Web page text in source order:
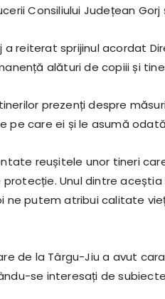
Consiliului Județean Gorj
a reiterat sprijinul acordat
alături de copiii și
prezenți despre
pe care ei și le asumă
reușitele unor tineri
Unul dintre
ne putem atribui calitate
de la Târgu-Jiu a avut
se interesați de